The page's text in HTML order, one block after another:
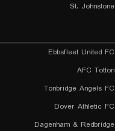
St. Johnstone
Ebbsfleet United FC
AFC Totton
Tonbridge Angels FC
Dover Athletic FC
Dagenham & Redbridge